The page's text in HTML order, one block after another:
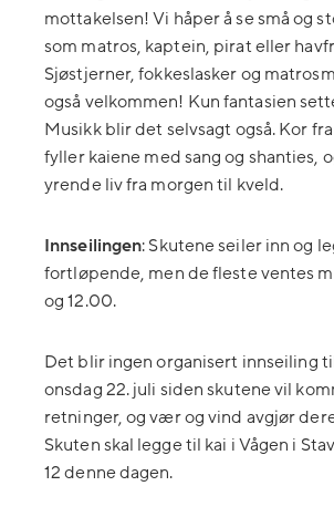
mottakelsen! Vi håper å se små og
som matros, kaptein, pirat eller
Sjøstjerner, fokkeslasker og
også velkommen! Kun fantasien
Musikk blir det selvsagt også. Kor
fyller kaiene med sang og shanties,
yrende liv fra morgen til kveld.
Innseilingen: Skutene seiler inn og
fortløpende, men de fleste ventes
og 12.00.
Det blir ingen organisert innseiling
onsdag 22. juli siden skutene vil
retninger, og vær og vind avgjør
Skuten skal legge til kai i Vågen i
12 denne dagen.